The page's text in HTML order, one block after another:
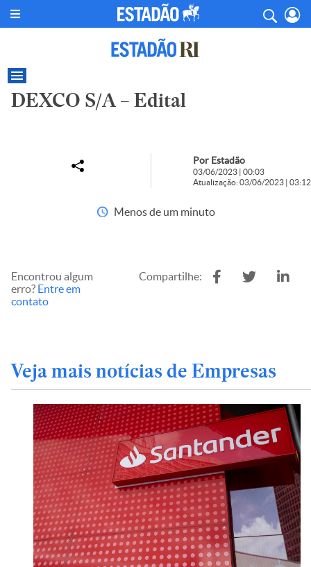
DEXCO S/A – Edital
Por Estadão
03/06/2023 | 00:03
Atualização: 03/06/2023 | 03:12
Menos de um minuto
Encontrou algum
erro? Entre em
contato
Compartilhe:
Veja mais notícias de Empresas